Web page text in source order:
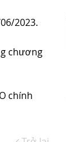
2023.
chương
chính